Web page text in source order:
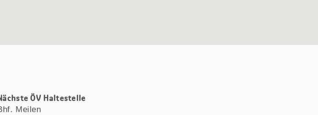
ÖV Haltestelle
Meilen